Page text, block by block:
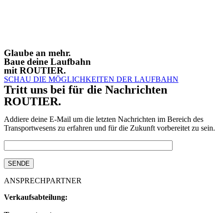
Glaube an mehr.
Baue deine Laufbahn
mit ROUTIER.
SCHAU DIE MÖGLICHKEITEN DER LAUFBAHN
Tritt uns bei für die Nachrichten
ROUTIER.
Addiere deine E-Mail um die letzten Nachrichten im Bereich des
Transportwesens zu erfahren und für die Zukunft vorbereitet zu sein.
ANSPRECHPARTNER
Verkaufsabteilung: